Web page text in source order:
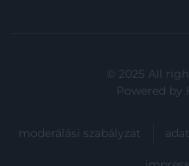
© 2025 All
Powered by
moderálási szabályzat